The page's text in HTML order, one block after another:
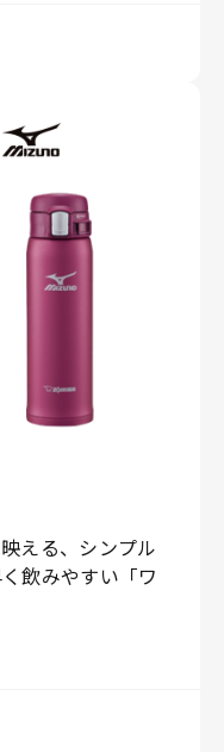
える、シンプル
飲みやすい「ワ